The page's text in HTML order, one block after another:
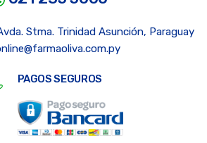
Stma. Trinidad Asunción, Paraguay
PAGOS SEGUROS